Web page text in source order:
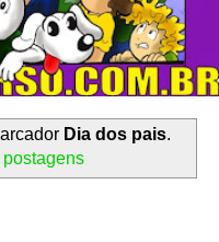
Dia dos pais.
postagens